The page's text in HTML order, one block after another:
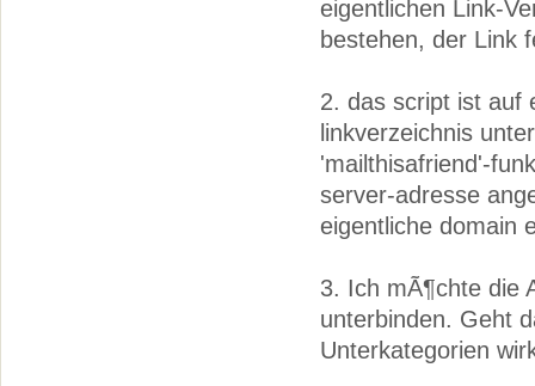
eigentlichen Link-
bestehen, der Link
2. das script ist auf
linkverzeichnis
'mailthisafriend'-
server-adresse
eigentliche domain
3. Ich mÃ¶chte die
unterbinden. Geht
Unterkategorien